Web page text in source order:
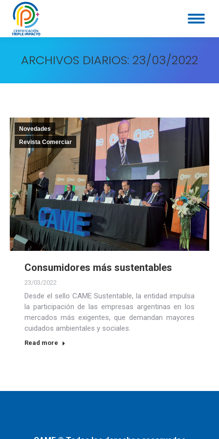
ARCHIVOS DIARIOS: 23/03/2022
Novedades
Revista Comerciar
Consumidores más sustentables
23/03/2022
Desde el sello CAME Sustentable, la entidad impulsa
la participación de las empresas argentinas en los
mercados más exigentes, que demandan mayores
cuidados ambientales y sociales.
Read more